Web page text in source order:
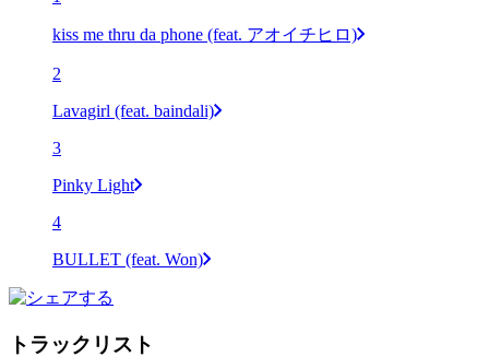
kiss me thru da phone (feat. アオイチヒロ)
2
Lavagirl (feat. baindali)
3
Pinky Light
4
BULLET (feat. Won)
トラックリスト